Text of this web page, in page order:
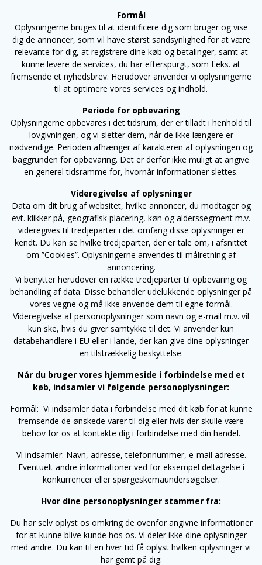
Formål
Oplysningerne bruges til at identificere dig som bruger og vise
dig de annoncer, som vil have størst sandsynlighed for at være
relevante for dig, at registrere dine køb og betalinger, samt at
kunne levere de services, du har efterspurgt, som f.eks. at
fremsende et nyhedsbrev. Herudover anvender vi oplysningerne
til at optimere vores services og indhold.
Periode for opbevaring
Oplysningerne opbevares i det tidsrum, der er tilladt i henhold til
lovgivningen, og vi sletter dem, når de ikke længere er
nødvendige. Perioden afhænger af karakteren af oplysningen og
baggrunden for opbevaring. Det er derfor ikke muligt at angive
en generel tidsramme for, hvornår informationer slettes.
Videregivelse af oplysninger
Data om dit brug af websitet, hvilke annoncer, du modtager og
evt. klikker på, geografisk placering, køn og alderssegment m.v.
videregives til tredjeparter i det omfang disse oplysninger er
kendt. Du kan se hvilke tredjeparter, der er tale om, i afsnittet
om ”Cookies”. Oplysningerne anvendes til målretning af
annoncering.
Vi benytter herudover en række tredjeparter til opbevaring og
behandling af data. Disse behandler udelukkende oplysninger på
vores vegne og må ikke anvende dem til egne formål.
Videregivelse af personoplysninger som navn og e-mail m.v. vil
kun ske, hvis du giver samtykke til det. Vi anvender kun
databehandlere i EU eller i lande, der kan give dine oplysninger
en tilstrækkelig beskyttelse.
Når du bruger vores hjemmeside i forbindelse med et
køb, indsamler vi følgende personoplysninger:
Formål: Vi indsamler data i forbindelse med dit køb for at kunne
fremsende de ønskede varer til dig eller hvis der skulle være
behov for os at kontakte dig i forbindelse med din handel.
Vi indsamler: Navn, adresse, telefonnummer, e-mail adresse.
Eventuelt andre informationer ved for eksempel deltagelse i
konkurrencer eller spørgeskemaundersøgelser.
Hvor dine personoplysninger stammer fra:
Du har selv oplyst os omkring de ovenfor angivne informationer
for at kunne blive kunde hos os. Vi deler ikke dine oplysninger
med andre. Du kan til en hver tid få oplyst hvilken oplysninger vi
har gemt på dig.